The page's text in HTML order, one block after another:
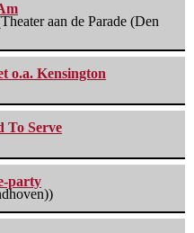
aan de Parade (Den
o.a. Kensington
To Serve
party